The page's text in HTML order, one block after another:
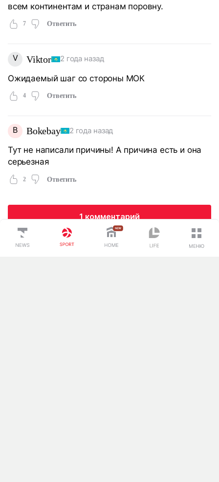
всем континентам и странам поровну.
7 Ответить
V Viktor 2 года назад
Ожидаемый шаг со стороны МОК
4 Ответить
B Bokebay 2 года назад
Тут не написали причины! А причина есть и она
серьезная
2 Ответить
1 комментарий